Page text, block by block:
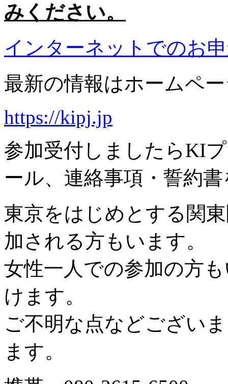
みください。
インターネットでのお
最新の情報はホームペ
https://kipj.jp
参加受付しましたらKI
ール、連絡事項・誓約
東京をはじめとする関
加される方もいます。
女性一人での参加の方
けます。
ご不明な点などござい
ます。